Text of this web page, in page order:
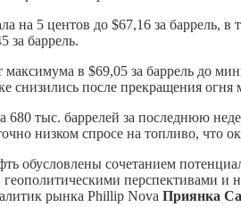
на 5 центов до $67,16 за баррель, в
за баррель.
в $69,05 за баррель до
снизились после прекращения
тыс. баррелей за последнюю
низком спросе на топливо, что
обусловлены сочетанием
перспективами и
рынка Phillip Nova Приянка